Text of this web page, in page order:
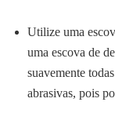
Utilize uma
uma escova de
suavemente
abrasivas, pois